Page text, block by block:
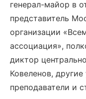
генерал-майор в
представитель
организации
ассоциация»,
диктор
Ковеленов,
преподаватели и